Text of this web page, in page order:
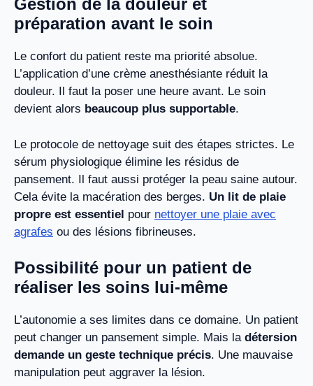
Gestion de la douleur et
préparation avant le soin
Le confort du patient reste ma priorité absolue.
L’application d’une crème anesthésiante réduit la
douleur. Il faut la poser une heure avant. Le soin
devient alors beaucoup plus supportable.
Le protocole de nettoyage suit des étapes strictes. Le
sérum physiologique élimine les résidus de
pansement. Il faut aussi protéger la peau saine autour.
Cela évite la macération des berges. Un lit de plaie
propre est essentiel pour nettoyer une plaie avec
agrafes ou des lésions fibrineuses.
Possibilité pour un patient de
réaliser les soins lui-même
L’autonomie a ses limites dans ce domaine. Un patient
peut changer un pansement simple. Mais la détersion
demande un geste technique précis. Une mauvaise
manipulation peut aggraver la lésion.